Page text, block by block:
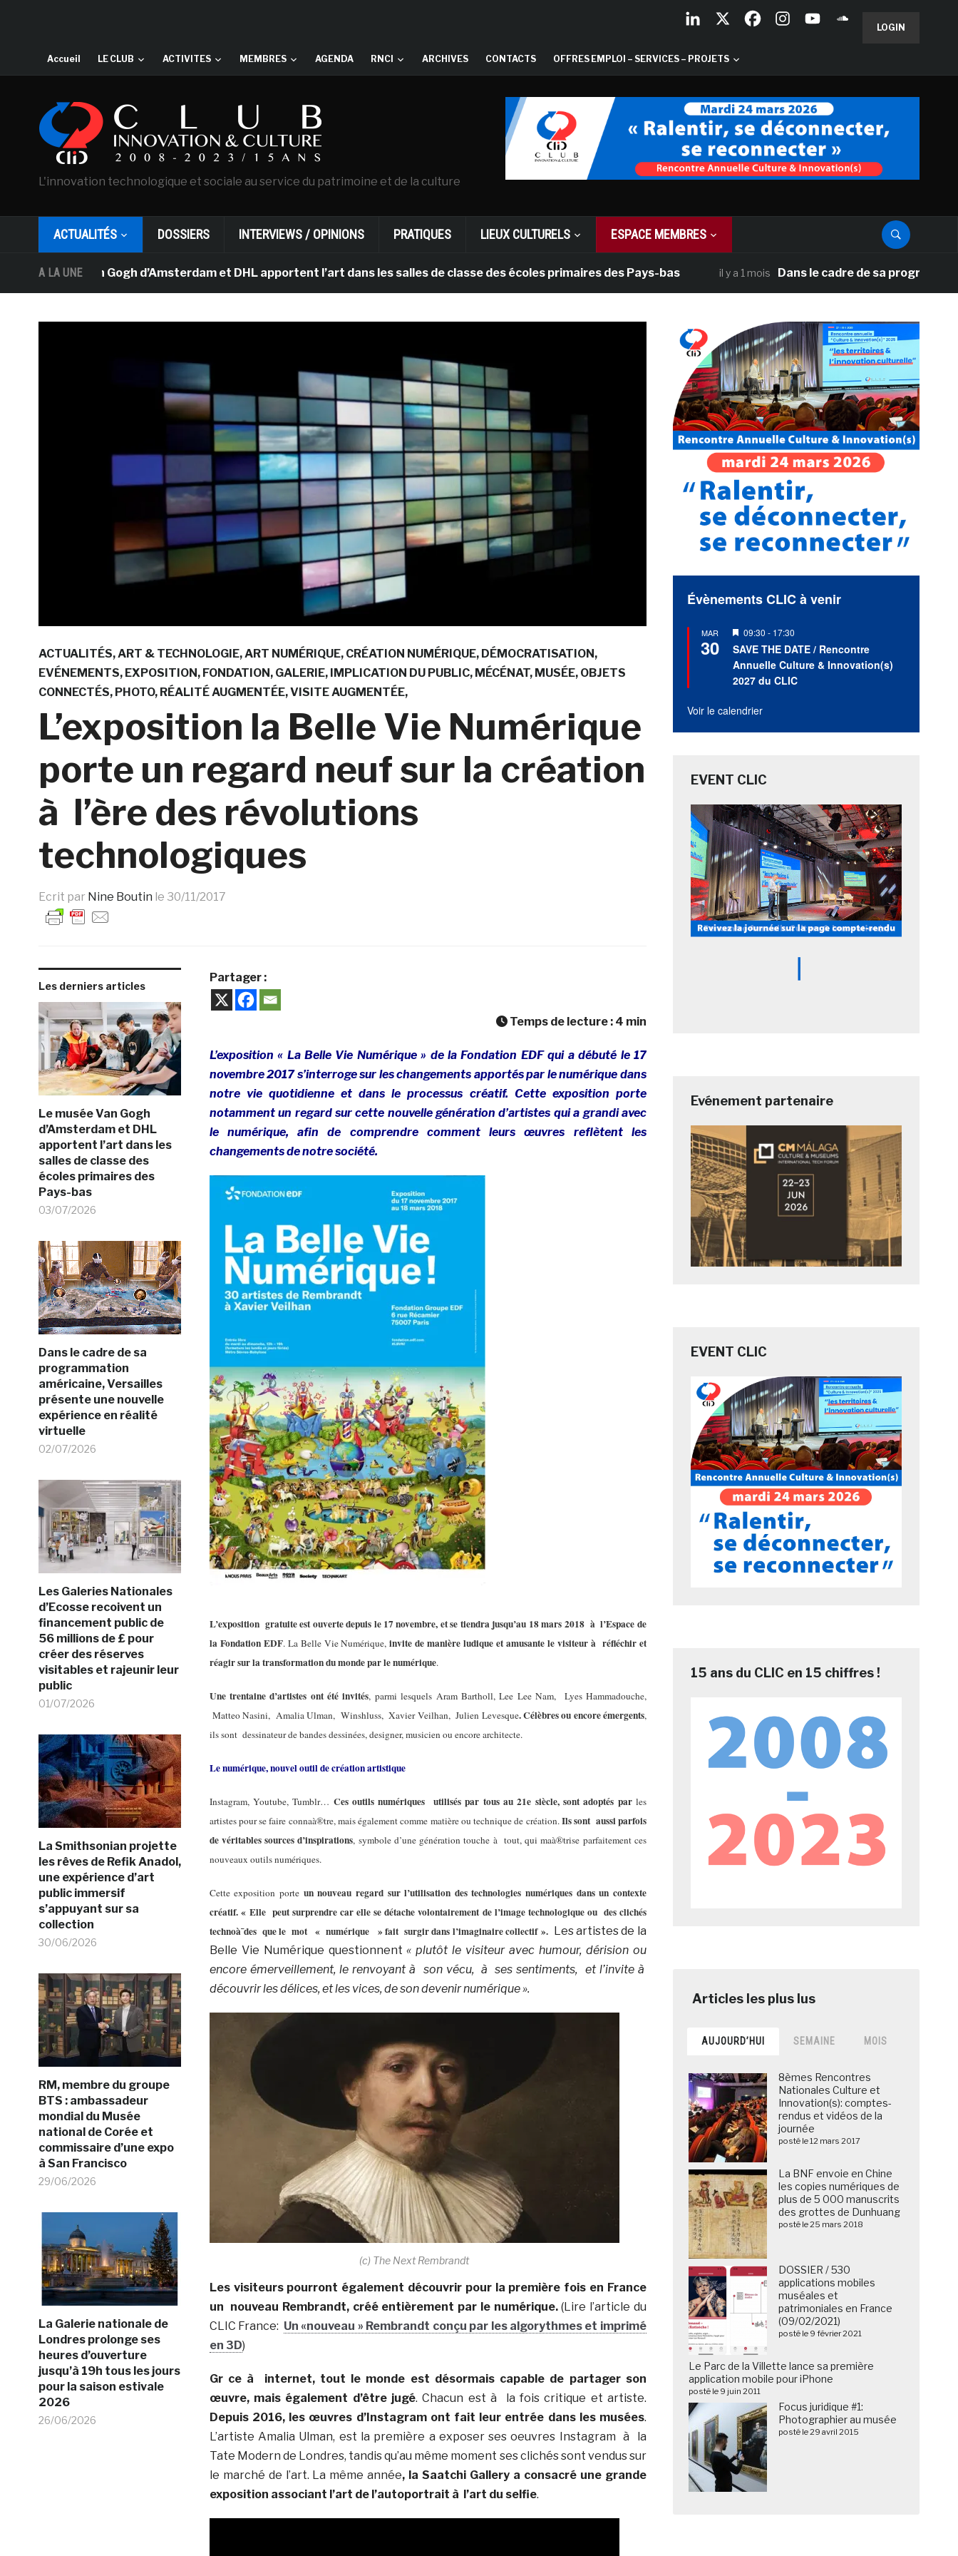
LOGIN
Accueil LE CLUB ACTIVITES MEMBRES AGENDA RNCI ARCHIVES CONTACTS OFFRES EMPLOI – SERVICES – PROJETS
L'innovation technologique et sociale au service du patrimoine et de la culture
ACTUALITÉS DOSSIERS INTERVIEWS / OPINIONS PRATIQUES LIEUX CULTURELS ESPACE MEMBRES
A LA UNE
Van Gogh d’Amsterdam et DHL apportent l’art dans les salles de classe des écoles primaires des Pays-bas il y a 1 mois Dans le cadre de sa programmation
ACTUALITÉS ART & TECHNOLOGIE ART NUMÉRIQUE CRÉATION NUMÉRIQUE DÉMOCRATISATION
EVÉNEMENTS EXPOSITION FONDATION GALERIE IMPLICATION DU PUBLIC MÉCÉNAT MUSÉE OBJETS
CONNECTÉS PHOTO RÉALITÉ AUGMENTÉE VISITE AUGMENTÉE
L’exposition la Belle Vie Numérique
porte un regard neuf sur la création
à l’ère des révolutions
technologiques
Ecrit par Nine Boutin le 30/11/2017
Les derniers articles
Le musée Van Gogh
d’Amsterdam et DHL
apportent l’art dans les
salles de classe des
écoles primaires des
Pays-bas
03/07/2026
Dans le cadre de sa
programmation
américaine, Versailles
présente une nouvelle
expérience en réalité
virtuelle
02/07/2026
Les Galeries Nationales
d’Ecosse recoivent un
financement public de
56 millions de £ pour
créer des réserves
visitables et rajeunir leur
public
01/07/2026
La Smithsonian projette
les rêves de Refik Anadol,
une expérience d’art
public immersif
s’appuyant sur sa
collection
30/06/2026
RM, membre du groupe
BTS : ambassadeur
mondial du Musée
national de Corée et
commissaire d’une expo
à San Francisco
29/06/2026
La Galerie nationale de
Londres prolonge ses
heures d’ouverture
jusqu’à 19h tous les jours
pour la saison estivale
2026
26/06/2026
Partager :
Temps de lecture : 4 min
L’exposition « La Belle Vie Numérique » de la Fondation EDF qui a débuté le 17
novembre 2017 s’interroge sur les changements apportés par le numérique dans
notre vie quotidienne et dans le processus créatif. Cette exposition porte
notamment un regard sur cette nouvelle génération d’artistes qui a grandi avec
le numérique, afin de comprendre comment leurs œuvres reflètent les
changements de notre société.
L’exposition gratuite est ouverte depuis le 17 novembre, et se tiendra jusqu’au 18 mars 2018 à l’Espace de
la Fondation EDF. La Belle Vie Numérique,invite de manière ludique et amusante le visiteur à réfléchir et
réagir sur la transformation du monde par le numérique.
Une trentaine d’artistes ont été invités, parmi lesquels Aram Bartholl, Lee Lee Nam, Lyes Hammadouche,
Matteo Nasini, Amalia Ulman, Winshluss, Xavier Veilhan, Julien Levesque. Célèbres ou encore émergents,
ils sont dessinateur de bandes dessinées, designer, musicien ou encore architecte.
Le numérique, nouvel outil de création artistique
Instagram, Youtube, Tumblr… Ces outils numériques utilisés par tous au 21e siècle, sont adoptés par les
artistes pour se faire connaà®tre, mais également comme matière ou technique de création. Ils sont aussi parfois
de véritables sources d’inspirations, symbole d’une génération touche à tout, qui maà®trise parfaitement ces
nouveaux outils numériques.
Cette exposition porte un nouveau regard sur l’utilisation des technologies numériques dans un contexte
créatif. « Elle peut surprendre car elle se détache volontairement de l’image technologique ou des clichés
technoà¯des que le mot « numérique » fait surgir dans l’imaginaire collectif ». Les artistes de la
Belle Vie Numérique questionnent« plutôt le visiteur avec humour, dérision ou
encore émerveillement, le renvoyant à son vécu, à ses sentiments, et l’invite à
découvrir les délices, et les vices, de son devenir numérique ».
(c) The Next Rembrandt
Les visiteurs pourront également découvrir pour la première fois en France
un nouveau Rembrandt, créé entièrement par le numérique.(Lire l’article du
CLIC France: Un «nouveau » Rembrandt conçu par les algorythmes et imprimé
en 3D)
Gr ce à internet, tout le monde est désormais capable de partager son
œuvre, mais également d’être jugé. Chacun est à la fois critique et artiste.
Depuis 2016, les œuvres d’Instagram ont fait leur entrée dans les musées.
L’artiste Amalia Ulman, est la première a exposer ses oeuvres Instagram à la
Tate Modern de Londres, tandis qu’au même moment ses clichés sont vendus sur
le marché de l’art. La même année, la Saatchi Gallery a consacré une grande
exposition associant l’art de l’autoportrait à l’art du selfie.
Évènements CLIC à venir
MAR
30
Mis
en
avant
09:30 - 17:30
SAVE THE DATE / Rencontre
Annuelle Culture & Innovation(s)
2027 du CLIC
Voir le calendrier
EVENT CLIC
Evénement partenaire
EVENT CLIC
15 ans du CLIC en 15 chiffres !
AUJOURD’HUI SEMAINE MOIS
8èmes Rencontres
Nationales Culture et
Innovation(s): comptes-
rendus et vidéos de la
journée
posté le 12 mars 2017
La BNF envoie en Chine
les copies numériques de
plus de 5 000 manuscrits
des grottes de Dunhuang
posté le 25 mars 2018
DOSSIER / 530
applications mobiles
muséales et
patrimoniales en France
(09/02/2021)
posté le 9 février 2021
Le Parc de la Villette lance sa première
application mobile pour iPhone
posté le 9 juin 2011
Focus juridique #1:
Photographier au musée
posté le 29 avril 2015